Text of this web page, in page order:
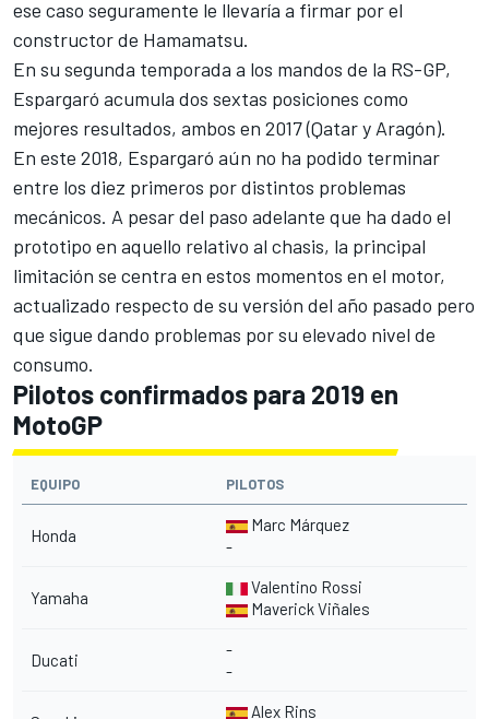
ese caso seguramente le llevaría a firmar por el
constructor de Hamamatsu.
En su segunda temporada a los mandos de la RS-GP,
Espargaró acumula dos sextas posiciones como
mejores resultados, ambos en 2017 (Qatar y Aragón).
En este 2018, Espargaró aún no ha podido terminar
entre los diez primeros por distintos problemas
mecánicos. A pesar del paso adelante que ha dado el
prototipo en aquello relativo al chasis, la principal
limitación se centra en estos momentos en el motor,
actualizado respecto de su versión del año pasado pero
que sigue dando problemas por su elevado nivel de
consumo.
Pilotos confirmados para 2019 en
MotoGP
EQUIPO PILOTOS
Honda
Marc Márquez
-
Yamaha
Valentino Rossi
Maverick Viñales
Ducati
-
-
Alex Rins